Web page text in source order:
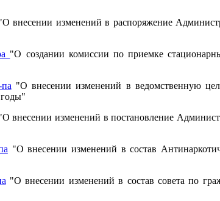
внесении изменений в распоряжение
"О создании комиссии по приемке
"О внесении изменений в ведомственную
годы"
внесении изменений в постановление
"О внесении изменений в состав
"О внесении изменений в состав совета по